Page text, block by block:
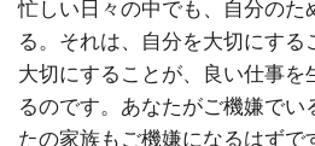
忙しい日々の中でも、自分の
る。それは、自分を大切にす
大切にすることが、良い仕事
るのです。あなたがご機嫌で
たの家族もご機嫌になるはずで